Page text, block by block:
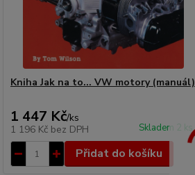
Kniha Jak na to... VW motory (manuál)
1 447 Kč/ks
1 196 Kč bez DPH Skladem 2 ks
Přidat do košíku